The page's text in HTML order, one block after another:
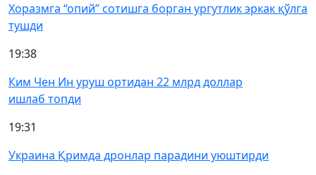
Хоразмга “опий” сотишга борган ургутлик эркак қўлга
тушди
19:38
Ким Чен Ин уруш ортидан 22 млрд доллар
ишлаб топди
19:31
Украина Қримда дронлар парадини уюштирди